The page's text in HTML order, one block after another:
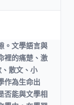
。文學語言與
裡的痛楚、激
散文、小
作為生命出
否能與文學相